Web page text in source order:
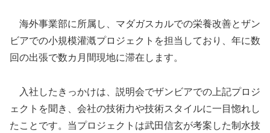
海外事業部に所属し、マダガスカルでの栄養改善とザン
ビアでの小規模灌漑プロジェクトを担当しており、年に数
回の出張で数カ月間現地に滞在します。
入社したきっかけは、説明会でザンビアでの上記プロジ
ェクトを聞き、会社の技術力や技術スタイルに一目惚れし
たことです。当プロジェクトは武田信玄が考案した制水技